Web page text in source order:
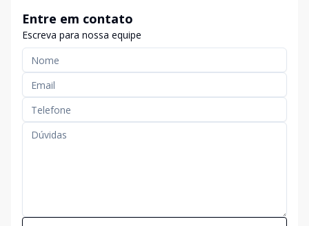
Entre em contato
Escreva para nossa equipe